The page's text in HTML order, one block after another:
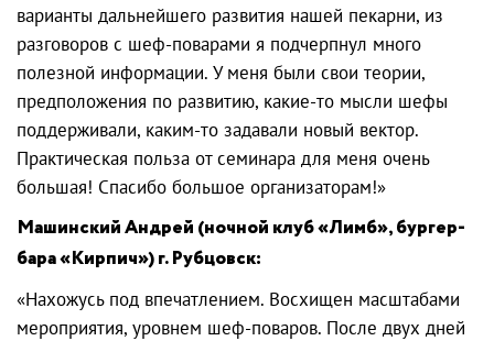
варианты дальнейшего развития нашей пекарни, из
разговоров с шеф-поварами я подчерпнул много
полезной информации. У меня были свои теории,
предположения по развитию, какие-то мысли шефы
поддерживали, каким-то задавали новый вектор.
Практическая польза от семинара для меня очень
большая! Спасибо большое организаторам!»
Машинский Андрей (ночной клуб «Лимб», бургер-
бара «Кирпич») г. Рубцовск:
«Нахожусь под впечатлением. Восхищен масштабами
мероприятия, уровнем шеф-поваров. После двух дней